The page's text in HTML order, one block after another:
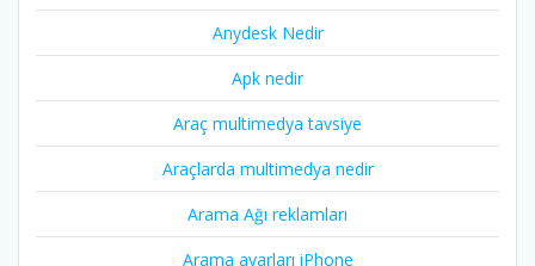
Anydesk Nedir
Apk nedir
Araç multimedya tavsiye
Araçlarda multimedya nedir
Arama Ağı reklamları
Arama ayarları iPhone